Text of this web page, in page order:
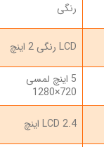
رنگی
LCD رنگی 2 اینچ
5 اینچ لمسی
720×1280
LCD 2.4 اینچ